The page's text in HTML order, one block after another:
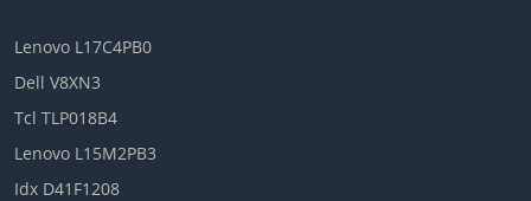
Lenovo L17C4PB0
Dell V8XN3
Tcl TLP018B4
Lenovo L15M2PB3
Idx D41F1208